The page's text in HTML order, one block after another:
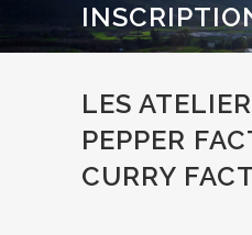
LES
PEPPER
CURRY